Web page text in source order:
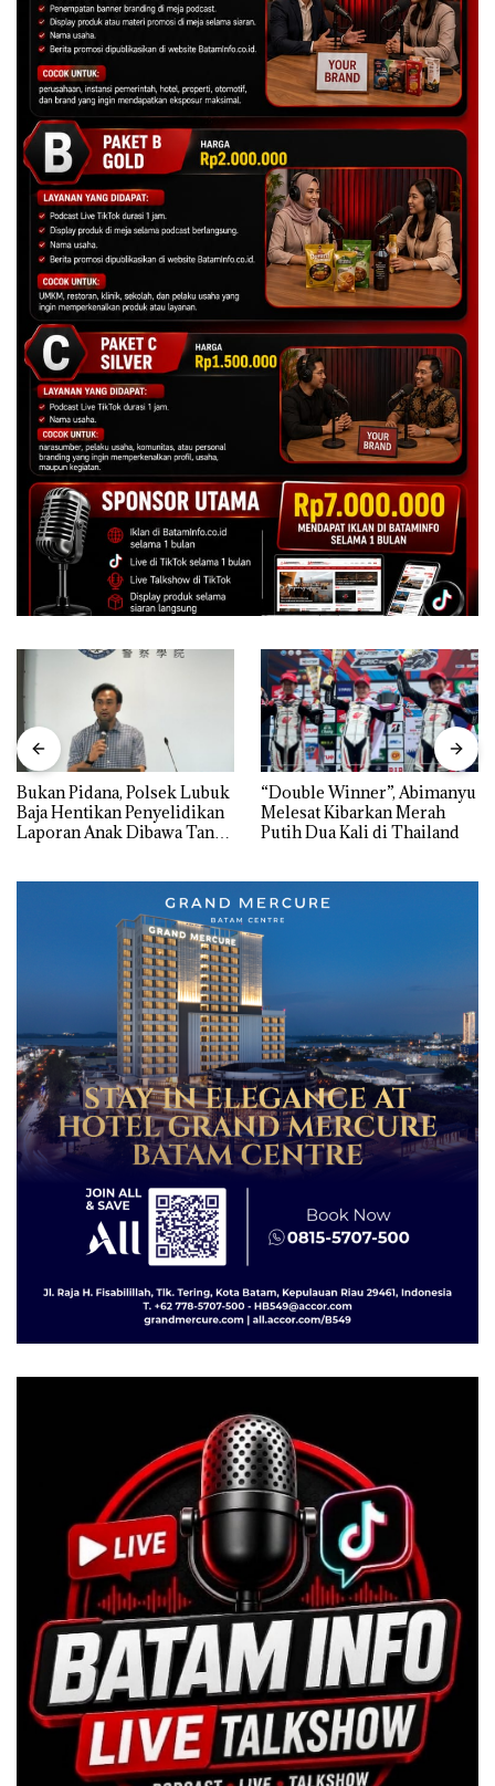
Bukan Pidana, Polsek Lubuk
Baja Hentikan Penyelidikan
Laporan Anak Dibawa Tanpa
“Double Winner”, Abimanyu
Melesat Kibarkan Merah
Putih Dua Kali di Thailand